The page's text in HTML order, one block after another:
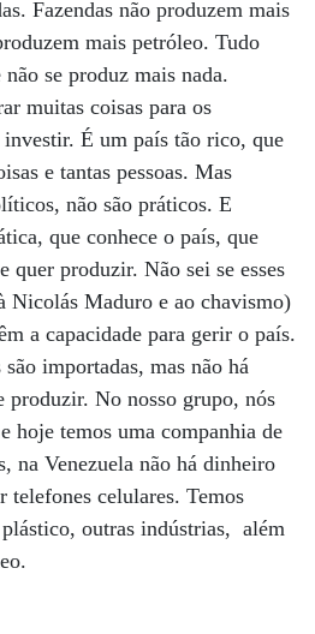
Fazendas não produzem mais
mais petróleo. Tudo
se produz mais nada.
muitas coisas para os
É um país tão rico, que
e tantas pessoas. Mas
não são práticos. E
que conhece o país, que
quer produzir. Não sei se esses
Nicolás Maduro e ao chavismo)
a capacidade para gerir o país.
importadas, mas não há
produzir. No nosso grupo, nós
hoje temos uma companhia de
na Venezuela não há dinheiro
telefones celulares. Temos
outras indústrias, além